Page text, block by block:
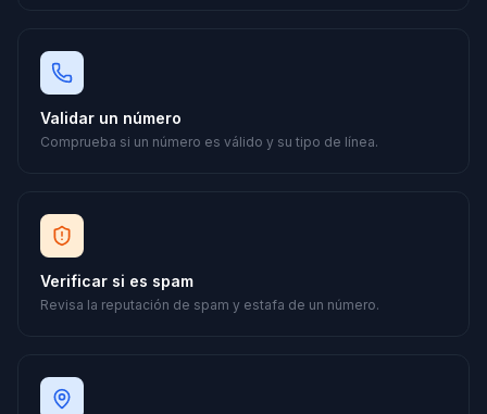
Validar un número
Comprueba si un número es válido y su tipo de línea.
Verificar si es spam
Revisa la reputación de spam y estafa de un número.